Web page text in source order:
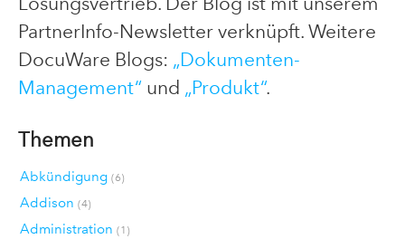
PartnerInfo-Newsletter verknüpft. Weitere
DocuWare Blogs: „Dokumenten-
Management“ und „Produkt“.
Themen
Abkündigung (6)
Addison (4)
Administration (1)